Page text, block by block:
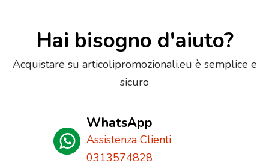
Hai bisogno d'aiuto?
Acquistare su articolipromozionali.eu è semplice e
sicuro
WhatsApp
Assistenza Clienti
0313574828